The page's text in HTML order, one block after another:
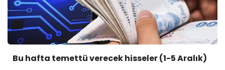
Bu hafta temettü verecek hisseler (1-5 Aralık)